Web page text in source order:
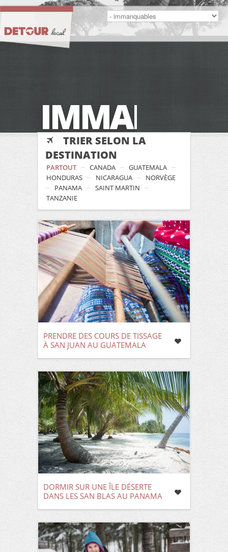
TRIER SELON LA
DESTINATION
PARTOUT CANADA
GUATEMALA
HONDURAS
NICARAGUA
NORVÈGE
PANAMA
SAINT MARTIN
TANZANIE
PRENDRE DES COURS DE TISSAGE
À SAN JUAN AU GUATEMALA
DORMIR SUR UNE ÎLE DÉSERTE
DANS LES SAN BLAS AU PANAMA